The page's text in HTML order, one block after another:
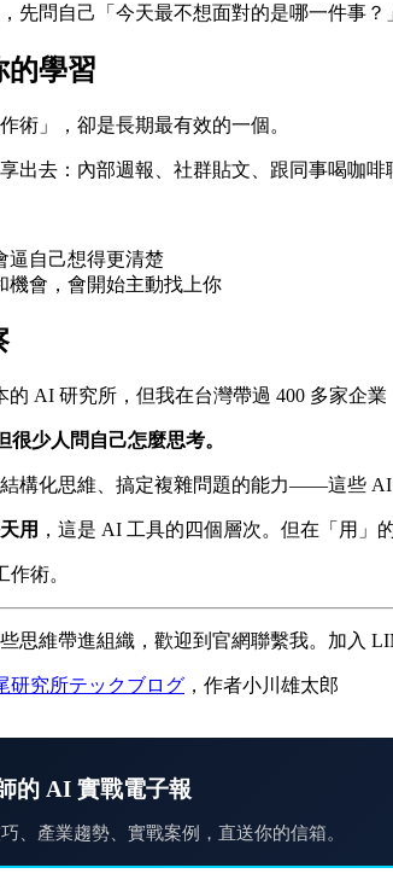
先問自己「今天最不想面對的是哪一件事？
的學習
術」，卻是長期最有效的一個。
出去：內部週報、社群貼文、跟同事喝咖啡
逼自己想得更清楚
機會，會開始主動找上你
的 AI 研究所，但我在台灣帶過 400 多家企業
少人問自己怎麼思考。
構化思維、搞定複雜問題的能力——這些
用 ，這是 AI 工具的四個層次。但在「用」
術。
思維帶進組織，歡迎到官網聯繫我。加入
研究所テックブログ ，作者小川雄太郎
的 AI 實戰電子報
、產業趨勢、實戰案例，直送你的信箱。